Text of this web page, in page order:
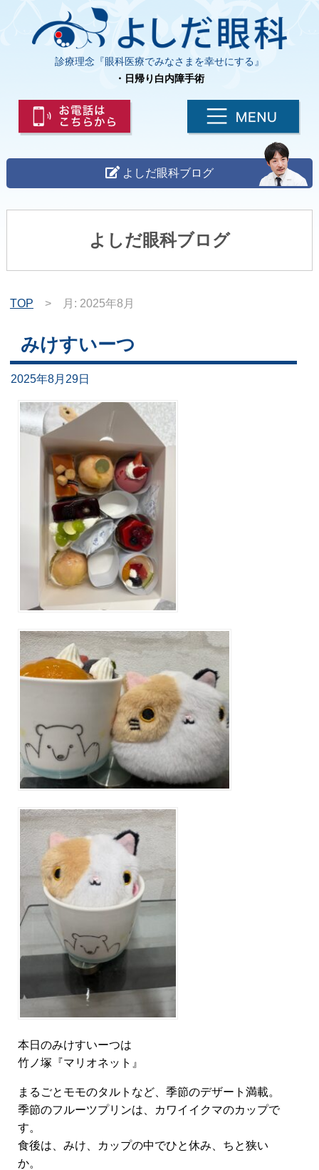
診療理念『眼科医療でみなさまを幸せにする』
・日帰り白内障手術
よしだ眼科ブログ
よしだ眼科ブログ
TOP > 月: 2025年8月
みけすいーつ
2025年8月29日
本日のみけすいーつは
竹ノ塚『マリオネット』
まるごとモモのタルトなど、季節のデザート満載。
季節のフルーツプリンは、カワイイクマのカップで
す。
食後は、みけ、カップの中でひと休み、ちと狭い
か。